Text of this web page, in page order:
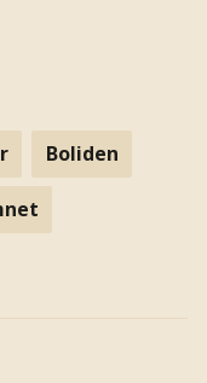
Boliden